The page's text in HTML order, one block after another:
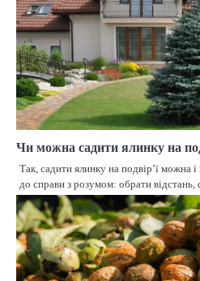
Чи можна садити ялинку на
Так, садити ялинку на подвір’ї можна
до справи з розумом: обрати відстань,